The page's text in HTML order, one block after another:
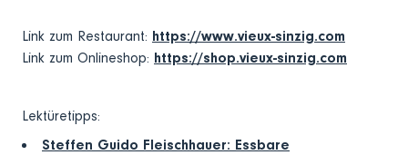
Link zum Restaurant: https://www.vieux-sinzig.com
Link zum Onlineshop: https://shop.vieux-sinzig.com
Lektüretipps:
Steffen Guido Fleischhauer: Essbare